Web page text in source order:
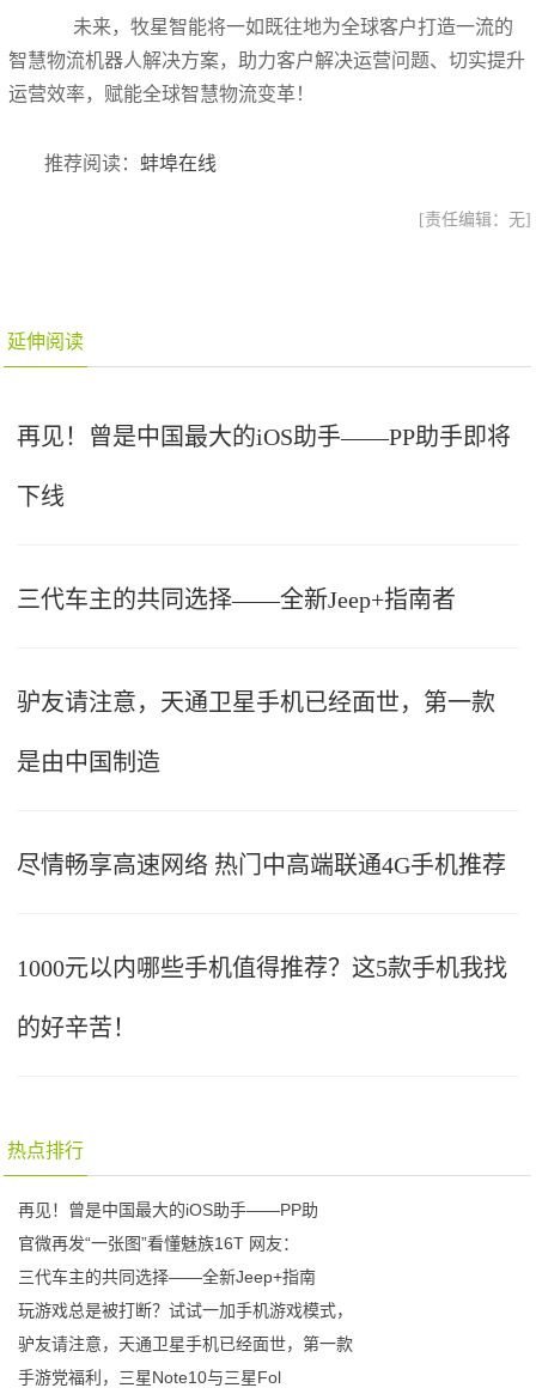
未来，牧星智能将一如既往地为全球客户打造一流的
智慧物流机器人解决方案，助力客户解决运营问题、切实提升
运营效率，赋能全球智慧物流变革！
推荐阅读： 蚌埠在线
[责任编辑：无]
延伸阅读
再见！曾是中国最大的iOS助手——PP助手即将
下线
三代车主的共同选择——全新Jeep+指南者
驴友请注意，天通卫星手机已经面世，第一款
是由中国制造
尽情畅享高速网络 热门中高端联通4G手机推荐
1000元以内哪些手机值得推荐？这5款手机我找
的好辛苦！
热点排行
再见！曾是中国最大的iOS助手——PP助
官微再发“一张图”看懂魅族16T 网友：
三代车主的共同选择——全新Jeep+指南
玩游戏总是被打断？试试一加手机游戏模式，
驴友请注意，天通卫星手机已经面世，第一款
手游党福利，三星Note10与三星Fol